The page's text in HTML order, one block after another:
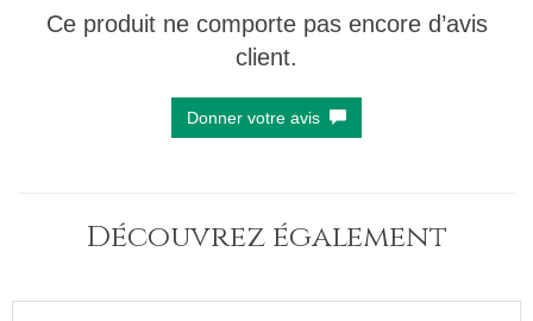
Ce produit ne comporte pas encore d’avis
client.
Donner votre avis
Découvrez également